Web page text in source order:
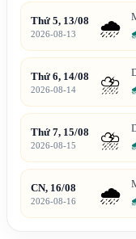
Thứ 5, 13/08
2026-08-13 🌧️
Thứ 6, 14/08
2026-08-14 ⛈️
Thứ 7, 15/08
2026-08-15 ⛈️
CN, 16/08
2026-08-16 🌧️